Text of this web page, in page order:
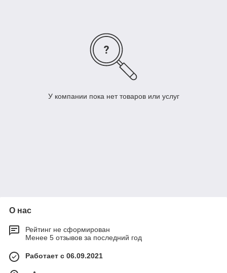
У компании пока нет товаров или услуг
О нас
Рейтинг не сформирован
Менее 5 отзывов за последний год
Работает с 06.09.2021